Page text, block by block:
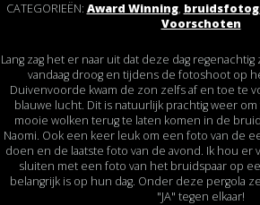
CATEGORIEËN: Award Winning,
Voorschoten
Lang zag het er naar uit dat deze dag
vandaag droog en tijdens de fotoshoot op
Duivenvoorde kwam de zon zelfs af en toe te
blauwe lucht. Dit is natuurlijk prachtig weer
mooie wolken terug te laten komen in de
Naomi. Ook een keer leuk om een foto van de
doen en de laatste foto van de avond. Ik hou er
sluiten met een foto van het bruidspaar op
belangrijk is op hun dag. Onder deze pergola
"JA" tegen elkaar!